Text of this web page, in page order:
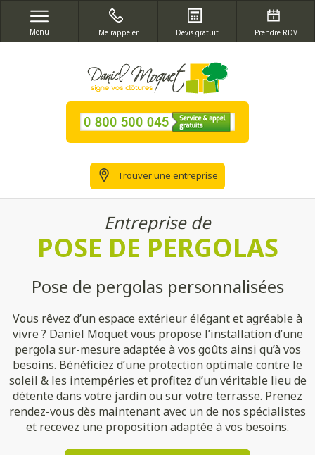
Menu Me rappeler Devis gratuit Prendre RDV
Trouver une entreprise
Entreprise de
POSE DE PERGOLAS
Pose de pergolas personnalisées
Vous rêvez d’un espace extérieur élégant et agréable à
vivre ? Daniel Moquet vous propose l’installation d’une
pergola sur-mesure adaptée à vos goûts ainsi qu’à vos
besoins. Bénéficiez d’une protection optimale contre le
soleil & les intempéries et profitez d’un véritable lieu de
détente dans votre jardin ou sur votre terrasse. Prenez
rendez-vous dès maintenant avec un de nos spécialistes
et recevez une proposition adaptée à vos besoins.